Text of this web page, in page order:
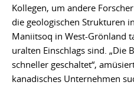
Kollegen, um andere
die geologischen Strukturen
Maniitsoq in West-Grönland
uralten Einschlags sind. „Die
schneller geschaltet“,
kanadisches Unternehmen